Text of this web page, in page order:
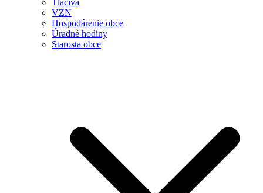
Tlačivá
VZN
Hospodárenie obce
Úradné hodiny
Starosta obce